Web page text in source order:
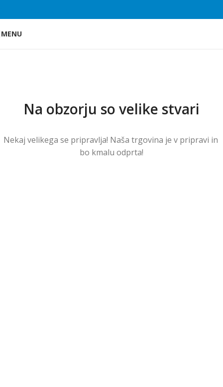
MENU
Na obzorju so velike stvari
Nekaj ​​velikega se pripravlja! Naša trgovina je v pripravi in ​​
bo kmalu odprta!